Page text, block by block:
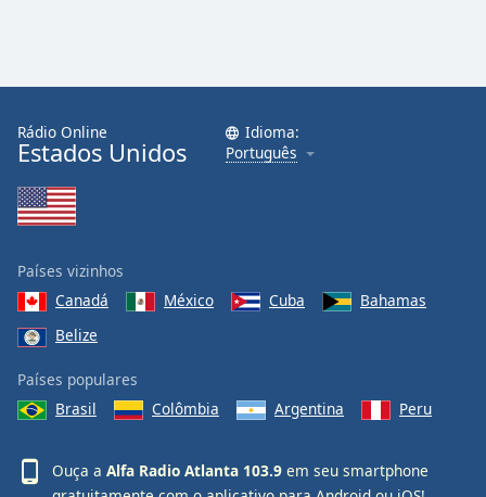
Rádio Online
Estados Unidos
Idioma:
Português
Países vizinhos
Canadá
México Cuba
Bahamas
Belize
Países populares
Brasil
Colômbia Argentina Peru
Ouça a Alfa Radio Atlanta 103.9 em seu smartphone